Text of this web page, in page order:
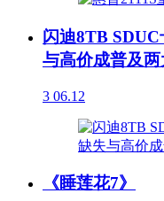
闪迪8TB
与高价成普及
3 06.12
《睡莲花7》